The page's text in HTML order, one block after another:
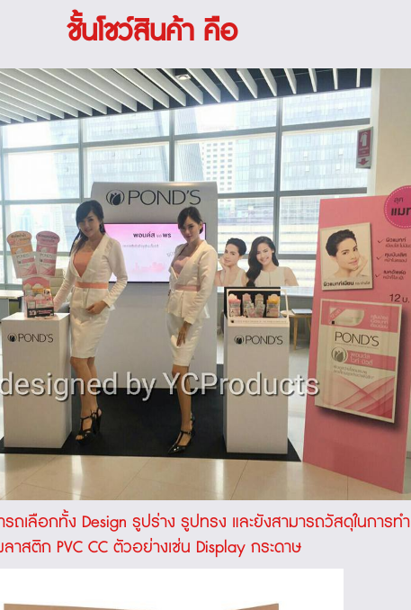
ชั้นโชว์สินค้า คือ
ถเลือกทั้ง Design รูปร่าง รูปทรง และยังสามารถวัสดุในการทำ
าสติก PVC CC ตัวอย่างเช่น Display กระดาษ